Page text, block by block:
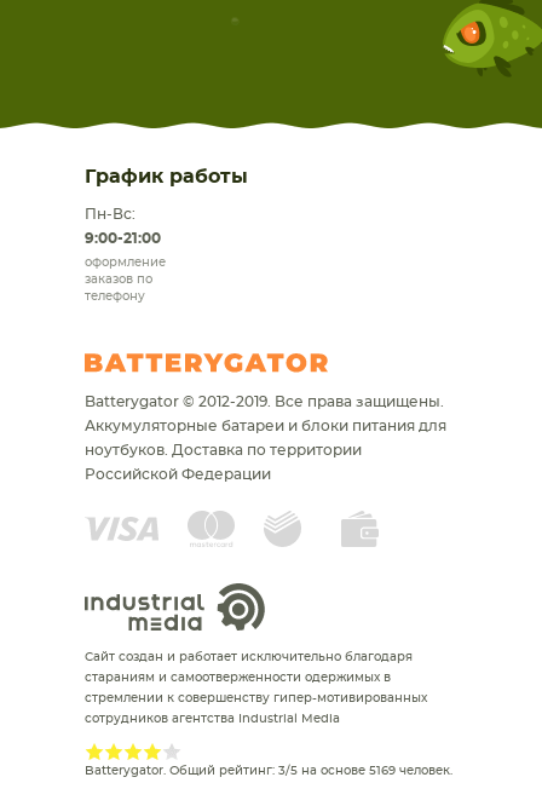
График работы
Пн-Вс:
9:00-21:00
оформление
заказов по
телефону
Batterygator © 2012-2019. Все права защищены.
Аккумуляторные батареи и блоки питания для
ноутбуков. Доставка по территории
Российской Федерации
Сайт создан и работает исключительно благодаря
стараниям и самоотверженности одержимых в
стремлении к совершенству гипер-мотивированных
сотрудников агентства Industrial Media
Batterygator. Общий рейтинг: 3/5 на основе 5169 человек.